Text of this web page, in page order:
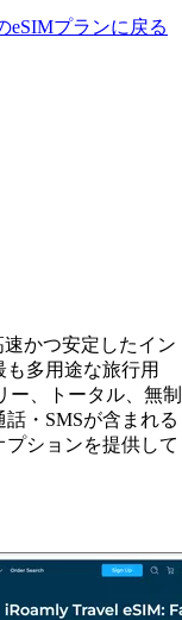
eSIMプランに戻る
速かつ安定したイン
多用途な旅行用
ー、トータル、無制
・SMSが含まれる
ションを提供して